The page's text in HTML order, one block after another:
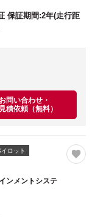
保証期間:2年(走行距
お問い合わせ・
見積依頼（無料）
ロット
ンメントシステ